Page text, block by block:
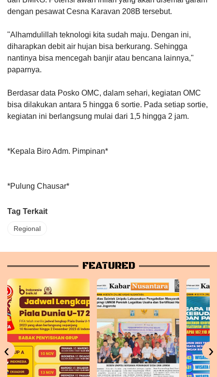
dengan pesawat Cesna Karavan 208B tersebut.
"Alhamdulillah teknologi kita sudah maju. Dengan ini,
diharapkan debit air hujan bisa berkurang. Sehingga
nantinya bisa mencegah banjir atau bencana lainnya,"
paparnya.
Berdasar data Posko OMC, dalam sehari, kegiatan OMC
bisa dilakukan antara 5 hingga 6 sortie. Pada setiap sortie,
kegiatan ini berlangsung mulai dari 1,5 hingga 2 jam.
*Kepala Biro Adm. Pimpinan*
*Pulung Chausar*
Tag Terkait
Regional
FEATURED
‹ ›